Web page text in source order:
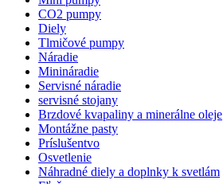
CO2 pumpy
Diely
Tlmičové pumpy
Náradie
Minináradie
Servisné náradie
servisné stojany
Brzdové kvapaliny a minerálne oleje
Montážne pasty
Príslušentvo
Osvetlenie
Náhradné diely a doplnky k svetlám